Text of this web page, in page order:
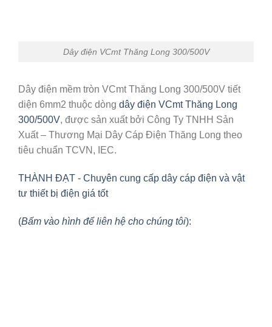
Dây điện VCmt Thăng Long 300/500V
Dây điện mềm tròn VCmt Thăng Long 300/500V tiết
diện 6mm2 thuộc dòng dây điện VCmt Thăng Long
300/500V, được sản xuất bởi Công Ty TNHH Sản
Xuất – Thương Mại Dây Cáp Điện Thăng Long theo
tiêu chuẩn TCVN, IEC.
THÀNH ĐẠT - Chuyên cung cấp dây cáp điện và vật
tư thiết bị điện giá tốt
(Bấm vào hình để liên hệ cho chúng tôi):